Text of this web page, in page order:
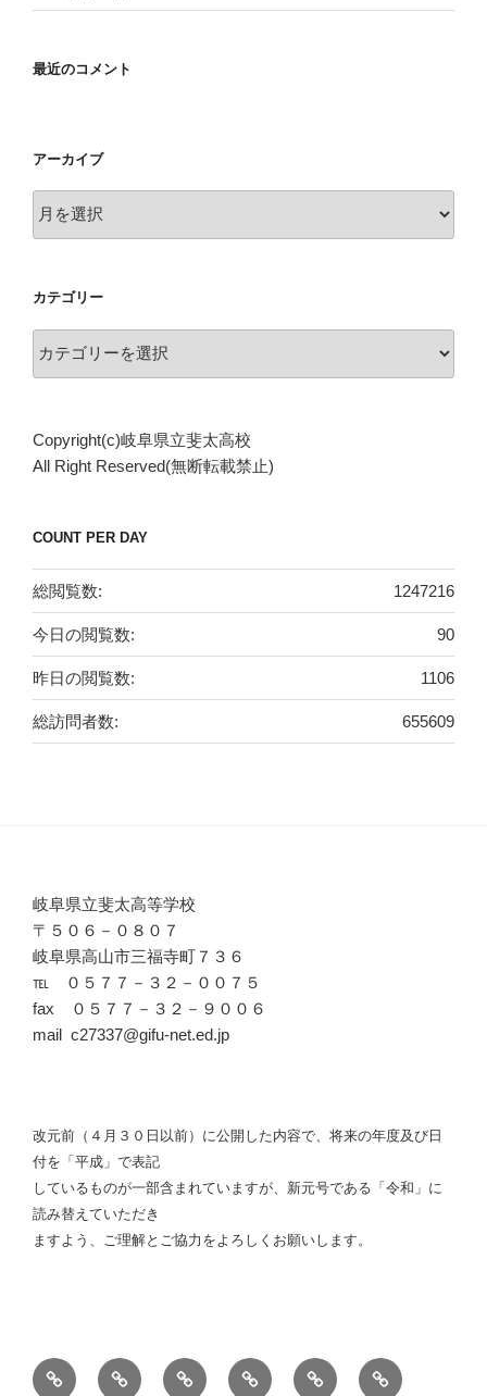
最近のコメント
アーカイブ
ー
ブ
カテゴリー
テ
ー
Copyright(c)岐阜県立斐太高校
All Right Reserved(無断転載禁止)
COUNT PER DAY
1247216
総閲覧数:
90
今日の閲覧数:
1106
昨日の閲覧数:
655609
総訪問者数:
岐阜県立斐太高等学校
〒５０６－０８０７
岐阜県高山市三福寺町７３６
℡ ０５７７－３２－００７５
fax ０５７７－３２－９００６
mail c27337@gifu-net.ed.jp
改元前（４月３０日以前）に公開した内容で、将来の年度及び日
付を「平成」で表記
しているものが一部含まれていますが、新元号である「令和」に
読み替えていただき
ますよう、ご理解とご協力をよろしくお願いします。
学
行
探
斐
在
中